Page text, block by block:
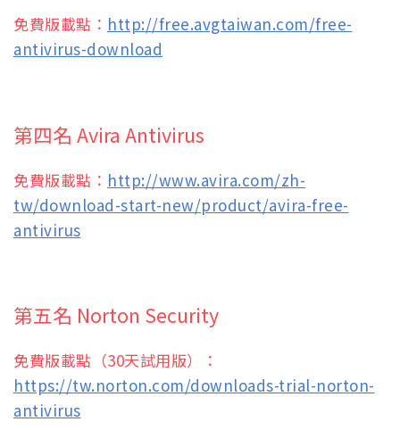
免費版載點： http://free.avgtaiwan.com/free-
antivirus-download
第四名 Avira Antivirus
免費版載點： http://www.avira.com/zh-
tw/download-start-new/product/avira-free-
antivirus
第五名 Norton Security
免費版載點（30天試用版）：
https://tw.norton.com/downloads-trial-norton-
antivirus